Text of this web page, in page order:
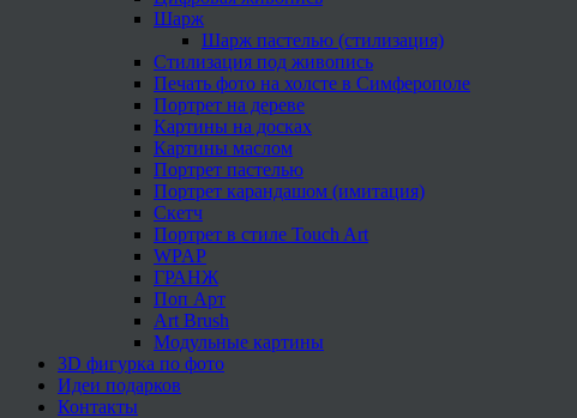
Шарж
Шарж пастелью (стилизация)
Стилизация под живопись
Печать фото на холсте в Симферополе
Портрет на дереве
Картины на досках
Картины маслом
Портрет пастелью
Портрет карандашом (имитация)
Скетч
Портрет в стиле Touch Art
WPAP
ГРАНЖ
Поп Арт
Art Brush
Модульные картины
3D фигурка по фото
Идеи подарков
Контакты